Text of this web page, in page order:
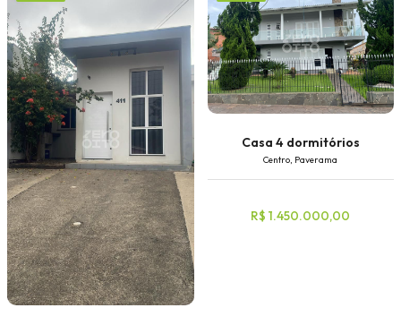
Casa 4 dormitórios
Centro, Paverama
R$ 1.450.000,00